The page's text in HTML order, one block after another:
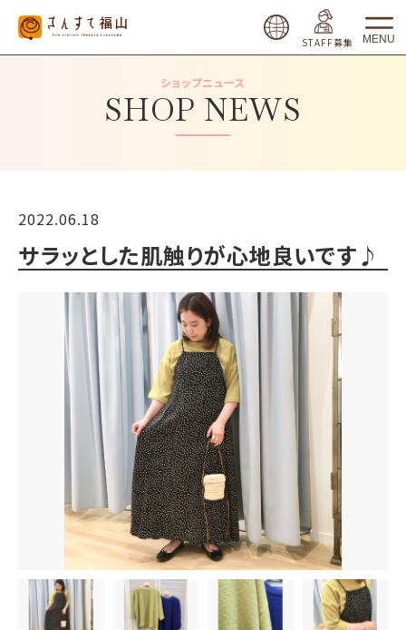
STAFF募集 MENU
SHOP NEWS
ショップニュース
2022.06.18
サラッとした肌触りが心地良いです♪